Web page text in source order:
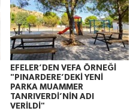
EFELER’DEN VEFA ÖRNEĞİ
"PINARDERE’DEKİ YENİ
PARKA MUAMMER
TANRIVERDİ’NİN ADI
VERİLDİ"